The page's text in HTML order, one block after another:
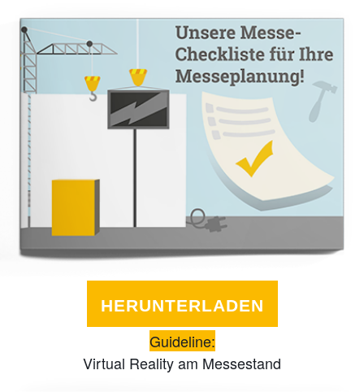
HERUNTERLADEN
Guideline:
Virtual Reality am Messestand